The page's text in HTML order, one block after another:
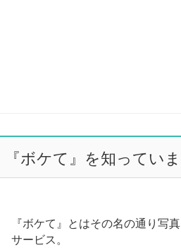
『ボケて』を知ってい
『ボケて』とはその名の通り写
サービス。